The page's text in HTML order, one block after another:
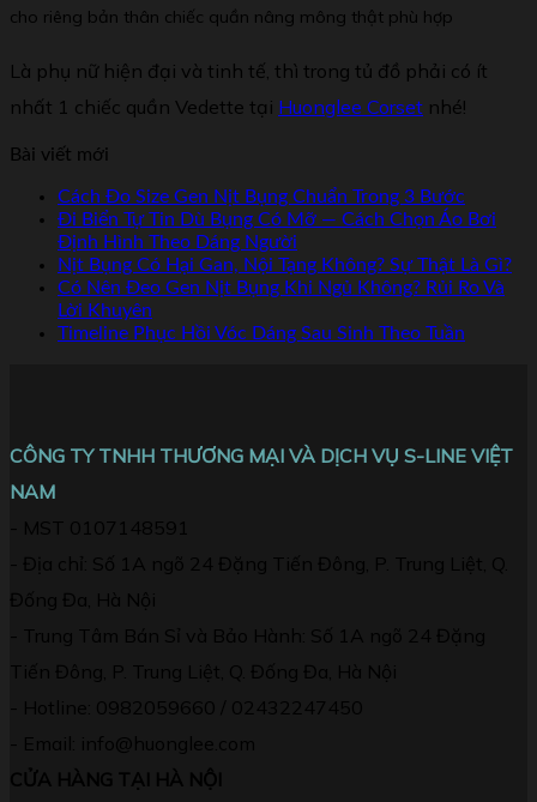
cho riêng bản thân chiếc quần nâng mông thật phù hợp
Là phụ nữ hiện đại và tinh tế, thì trong tủ đồ phải có ít
nhất 1 chiếc quần Vedette tại Huonglee Corset nhé!
Bài viết mới
Cách Đo Size Gen Nịt Bụng Chuẩn Trong 3 Bước
Đi Biển Tự Tin Dù Bụng Có Mỡ — Cách Chọn Áo Bơi
Định Hình Theo Dáng Người
Nịt Bụng Có Hại Gan, Nội Tạng Không? Sự Thật Là Gì?
Có Nên Đeo Gen Nịt Bụng Khi Ngủ Không? Rủi Ro Và
Lời Khuyên
Timeline Phục Hồi Vóc Dáng Sau Sinh Theo Tuần
CÔNG TY TNHH THƯƠNG MẠI VÀ DỊCH VỤ S-LINE VIỆT
NAM